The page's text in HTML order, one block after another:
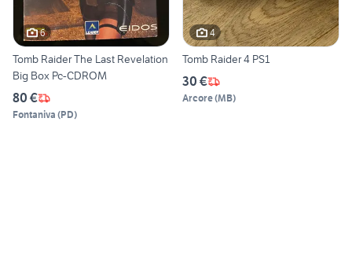
6
Tomb Raider The Last Revelation
Big Box Pc-CDROM
80 €
Fontaniva (PD)
4
Tomb Raider 4 PS1
30 €
Arcore(MB)